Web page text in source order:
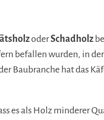
oderSchadholz
befallen wurden, in
Baubranche hat das
es als Holz minderer